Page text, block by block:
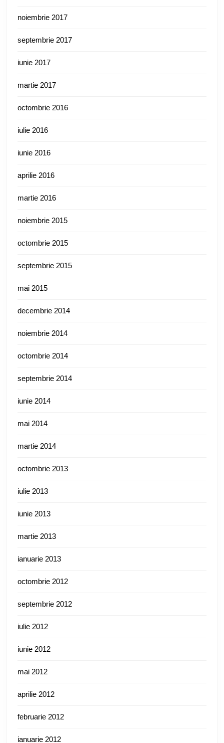
noiembrie 2017
septembrie 2017
iunie 2017
martie 2017
octombrie 2016
iulie 2016
iunie 2016
aprilie 2016
martie 2016
noiembrie 2015
octombrie 2015
septembrie 2015
mai 2015
decembrie 2014
noiembrie 2014
octombrie 2014
septembrie 2014
iunie 2014
mai 2014
martie 2014
octombrie 2013
iulie 2013
iunie 2013
martie 2013
ianuarie 2013
octombrie 2012
septembrie 2012
iulie 2012
iunie 2012
mai 2012
aprilie 2012
februarie 2012
ianuarie 2012